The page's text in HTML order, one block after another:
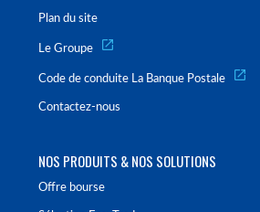
Plan du site
Le Groupe
Code de conduite La Banque Postale
Contactez-nous
NOS PRODUITS & NOS SOLUTIONS
Offre bourse